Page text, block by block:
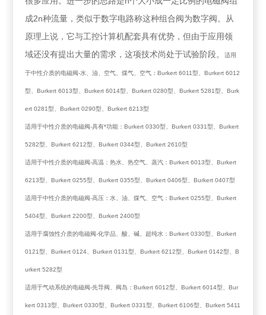
成2n种流量，类似于数字电路称这种组合阀为数字阀。从
原理上说，它与工控计算机配套具有优势，但由于应用领
域还没有提出大量的需求，这项技术尚处于试验阶段。适用
于中性介质的电磁阀-水、油、空气、煤气、空气：Burkert 6011型、Burkert 6012
型、Burkert 6013型、Burkert 6014型、Burkert 0280型、Burkert 5281型、Burk
ert 0281型、Burkert 0290型、Burkert 6213型
适用于中性介质的电磁阀-具有*功能：Burkert 0330型、Burkert 0331型、Burkert
5282型、Burkert 6212型、Burkert 0344型、Burkert 2610型
适用于中性介质的电磁阀-高温：热水、热空气、蒸汽：Burkert 6013型、Burkert
6213型、Burkert 0255型、Burkert 0355型、Burkert 0406型、Burkert 0407型
适用于中性介质的电磁阀-高压：水、油、煤气、空气：Burkert 0255型、Burkert
5404型、Burkert 2200型、Burkert 2400型
适用于腐蚀性介质的电磁阀-化学品、酸、碱、超纯水：Burkert 0330型、Burkert
0121型、Burkert 0124、Burkert 0131型、Burkert 6212型、Burkert 0142型、B
urkert 5282型
适用于气动系统的电磁阀-先导阀、阀岛：Burkert 6012型、Burkert 6014型、Bur
kert 0313型、Burkert 0330型、Burkert 0331型、Burkert 6106型、Burkert 5411